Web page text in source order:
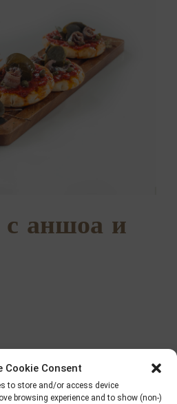
Cookie Consent
to store and/or access device
browsing experience and to show (non-)
с аншоа и